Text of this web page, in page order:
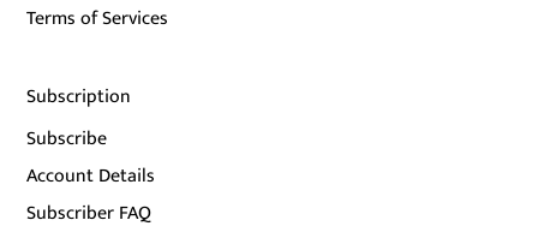
Terms of Services
Subscription
Subscribe
Account Details
Subscriber FAQ